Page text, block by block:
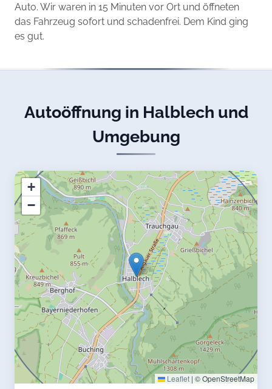
Auto. Wir waren in 15 Minuten vor Ort und öffneten
das Fahrzeug sofort und schadenfrei. Dem Kind ging
es gut.
Autoöffnung in Halblech und
Umgebung
+
−
Leaflet | © OpenStreetMap